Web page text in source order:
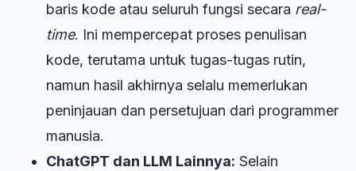
baris kode atau seluruh fungsi secara real-
time. Ini mempercepat proses penulisan
kode, terutama untuk tugas-tugas rutin,
namun hasil akhirnya selalu memerlukan
peninjauan dan persetujuan dari programmer
manusia.
ChatGPT dan LLM Lainnya: Selain